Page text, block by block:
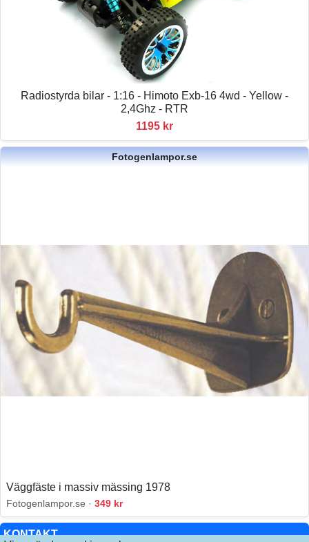
KONTAKT
Radiostyrda bilar - 1:16 - Himoto Exb-16 4wd - Yellow -
2,4Ghz - RTR
1195 kr
Fotogenlampor.se
Väggfäste i massiv mässing 1978
Fotogenlampor.se · 349 kr